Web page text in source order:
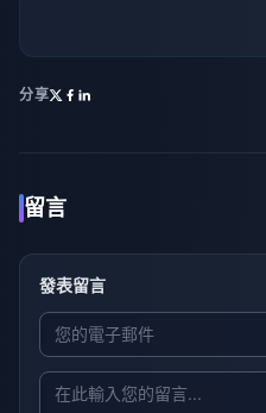
分享
留言
發表留言